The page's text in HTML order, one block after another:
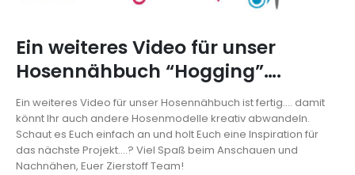
Ein weiteres Video für unser
Hosennähbuch “Hogging”….
Ein weiteres Video für unser Hosennähbuch ist fertig.... damit
könnt Ihr auch andere Hosenmodelle kreativ abwandeln.
Schaut es Euch einfach an und holt Euch eine Inspiration für
das nächste Projekt....? Viel Spaß beim Anschauen und
Nachnähen, Euer Zierstoff Team!